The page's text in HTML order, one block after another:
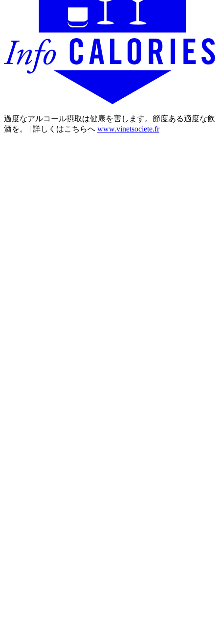
過度なアルコール摂取は健康を害します。節度ある適度な飲
酒を。 | 詳しくはこちらへ www.vinetsociete.fr